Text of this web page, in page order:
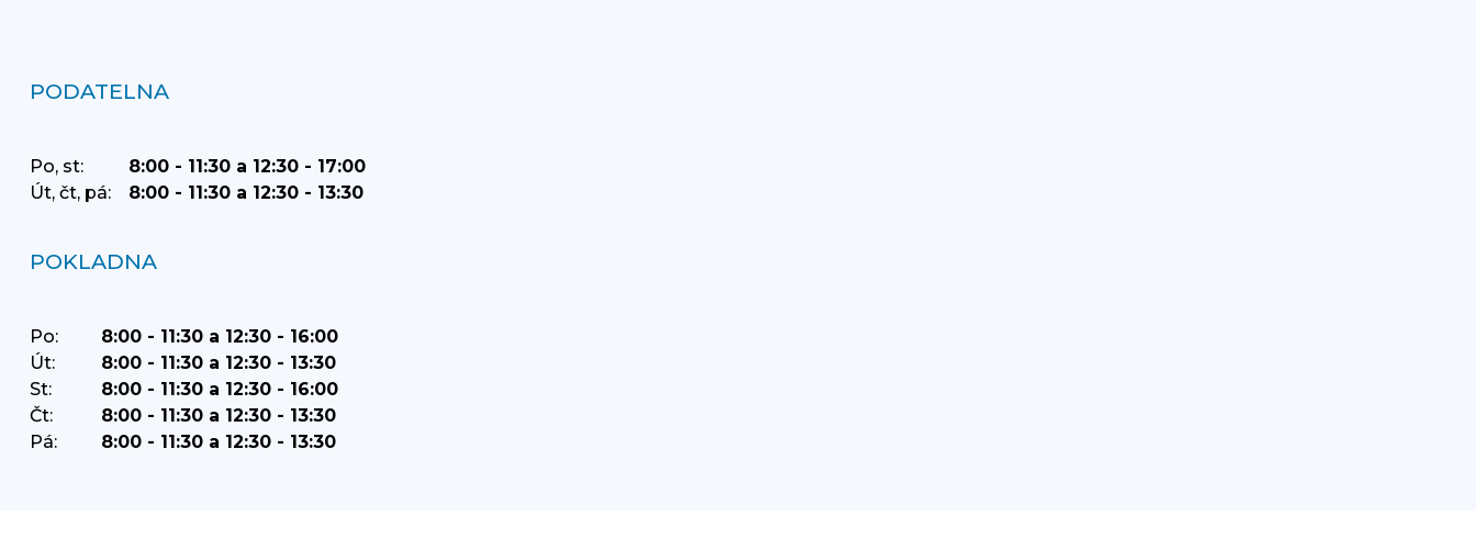
PODATELNA
Po, st:
8:00 - 11:30 a 12:30 - 17:00
Út, čt, pá:
8:00 - 11:30 a 12:30 - 13:30
POKLADNA
Po:
8:00 - 11:30 a 12:30 - 16:00
Út:
8:00 - 11:30 a 12:30 - 13:30
St:
8:00 - 11:30 a 12:30 - 16:00
Čt:
8:00 - 11:30 a 12:30 - 13:30
Pá:
8:00 - 11:30 a 12:30 - 13:30